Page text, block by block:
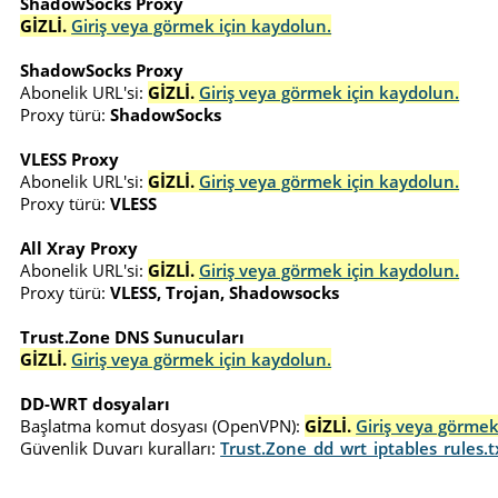
GİZLİ. Giriş veya görmek için kaydolun.
ShadowSocks Proxy
Abonelik URL'si: GİZLİ. Giriş veya görmek için kaydolun.
Proxy türü: ShadowSocks
VLESS Proxy
Abonelik URL'si: GİZLİ. Giriş veya görmek için kaydolun.
Proxy türü: VLESS
All Xray Proxy
Abonelik URL'si: GİZLİ. Giriş veya görmek için kaydolun.
Proxy türü: VLESS, Trojan, Shadowsocks
Trust.Zone DNS Sunucuları
GİZLİ. Giriş veya görmek için kaydolun.
DD-WRT dosyaları
Başlatma komut dosyası (OpenVPN): GİZLİ. Giriş veya
Güvenlik Duvarı kuralları: